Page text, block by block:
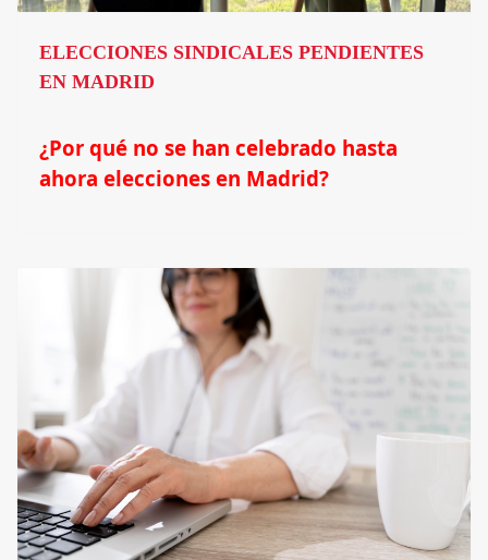
ELECCIONES SINDICALES PENDIENTES
EN MADRID
¿Por qué no se han celebrado hasta
ahora elecciones en Madrid?